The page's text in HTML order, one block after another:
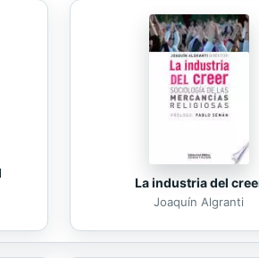
La industria del
Joaquín Algranti